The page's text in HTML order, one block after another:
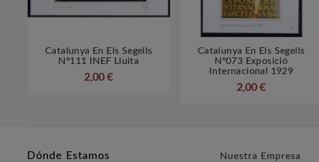
 
Catalunya En Els Segells
Nº111 INEF Lluita
2,00 €
 
Catalunya En Els Segells
Nº073 Exposició
Internacional 1929
2,00 €
Dónde Estamos Nuestra Empresa